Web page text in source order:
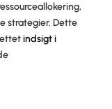
strategier. Dette
indsigt i